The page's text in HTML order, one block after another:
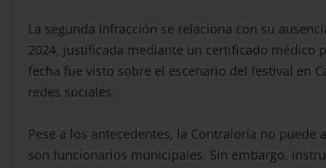
La segunda infracción se relaciona con su
2024, justificada mediante un certificado
fecha fue visto sobre el escenario del festival en
redes sociales.
Pese a los antecedentes, la Contraloría no
son funcionarios municipales. Sin embargo,